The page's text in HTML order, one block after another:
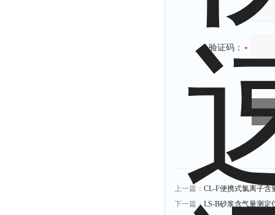
验证码：
上一篇： CL-F便携式氯离子含
下一篇：LS-B砂浆含气量测定